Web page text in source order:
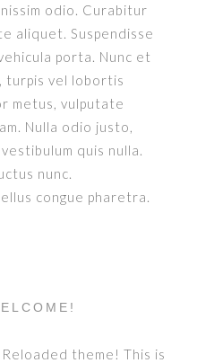
odio. Curabitur
aliquet. Suspendisse
porta. Nunc et
turpis vel lobortis
metus, vulputate
Nulla odio justo,
quis nulla.
nunc.
congue pharetra.
theme! This is